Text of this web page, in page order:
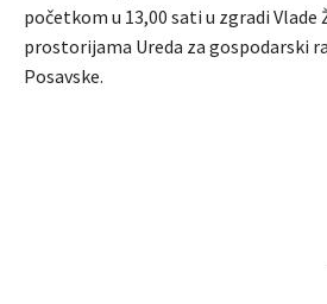
početkom u 13,00 sati u zgradi Vlade
prostorijama Ureda za gospodarski
Posavske.